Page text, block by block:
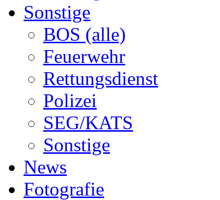
Sonstige
BOS (alle)
Feuerwehr
Rettungsdienst
Polizei
SEG/KATS
Sonstige
News
Fotografie